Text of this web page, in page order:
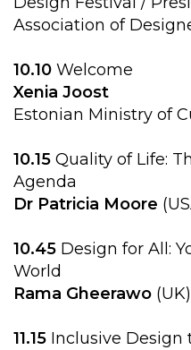
Association of
10.10 Welcome
Xenia Joost
Estonian Ministry of
10.15 Quality of Life:
Agenda
Dr Patricia Moore
10.45 Design for All:
World
Rama Gheerawo (UK)
11.15 Inclusive Design